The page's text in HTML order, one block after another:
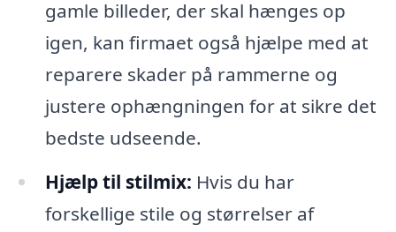
gamle billeder, der skal hænges op
igen, kan firmaet også hjælpe med at
reparere skader på rammerne og
justere ophængningen for at sikre det
bedste udseende.
Hjælp til stilmix: Hvis du har
forskellige stile og størrelser af